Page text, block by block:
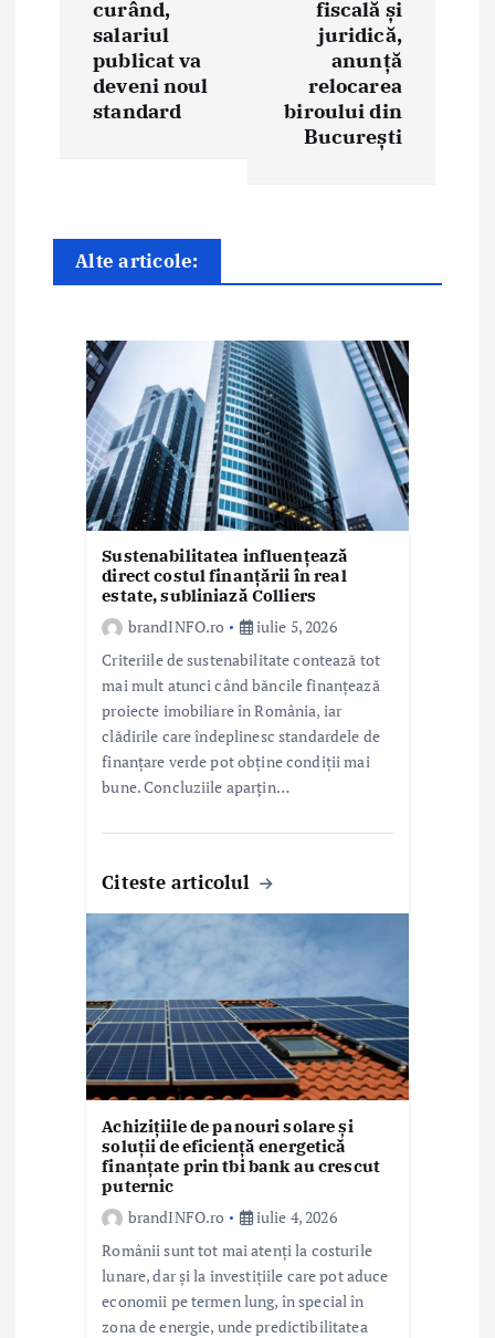
r
curând,
salariul
publicat va
deveni noul
standard
fiscală și
juridică,
anunță
relocarea
biroului din
București
Alte articole:
Sustenabilitatea influențează
direct costul finanțării în real
estate, subliniază Colliers
brandINFO.ro
iulie 5, 2026
Criteriile de sustenabilitate contează tot
mai mult atunci când băncile finanțează
proiecte imobiliare în România, iar
clădirile care îndeplinesc standardele de
finanțare verde pot obține condiții mai
bune. Concluziile aparțin…
Citeste articolul
Achizițiile de panouri solare și
soluții de eficiență energetică
finanțate prin tbi bank au crescut
puternic
brandINFO.ro
iulie 4, 2026
Românii sunt tot mai atenți la costurile
lunare, dar și la investițiile care pot aduce
economii pe termen lung, în special în
zona de energie, unde predictibilitatea